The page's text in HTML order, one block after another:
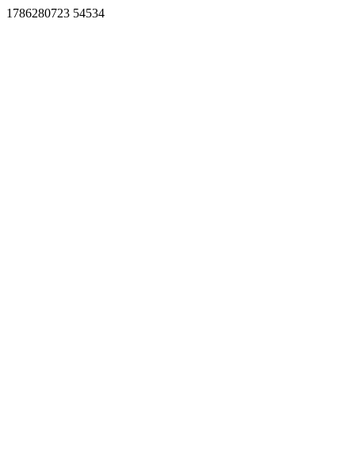
1786280723 54534